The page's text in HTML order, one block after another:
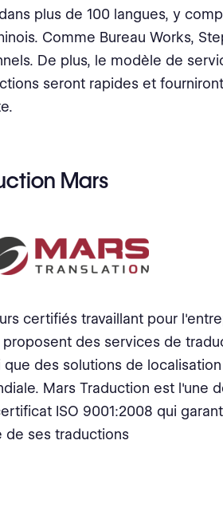
plus de 100 langues, y
Comme Bureau Works,
De plus, le modèle de
seront rapides et
Mars
certifiés travaillant pour
des services de
des solutions de
Mars Traduction est l'une
ISO 9001:2008 qui
de ses traductions